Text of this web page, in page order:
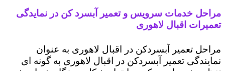
مراحل خدمات سرویس و تعمیر آبسرد کن در نمایدگی
تعمیرات اقبال لاهوری
مراحل تعمیر آبسردکن در اقبال لاهوری به عنوان
نمایندگی تعمیر آبسردکن در اقبال لاهوری به گونه ای